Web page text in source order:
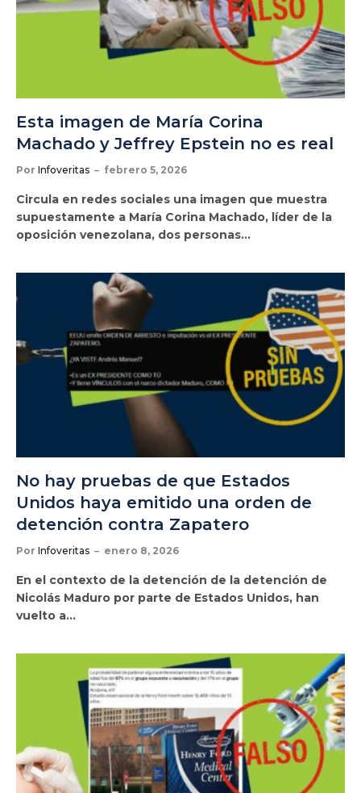
Esta imagen de María Corina
Machado y Jeffrey Epstein no es real
Por Infoveritas febrero 5, 2026
Circula en redes sociales una imagen que muestra
supuestamente a María Corina Machado, líder de la
oposición venezolana, dos personas…
No hay pruebas de que Estados
Unidos haya emitido una orden de
detención contra Zapatero
Por Infoveritas enero 8, 2026
En el contexto de la detención de la detención de
Nicolás Maduro por parte de Estados Unidos, han
vuelto a…